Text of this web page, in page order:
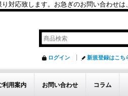
応致します。お急ぎのお問い合わせは
ログイン 新規登録はこち
利用案内 お問い合わせ コラム